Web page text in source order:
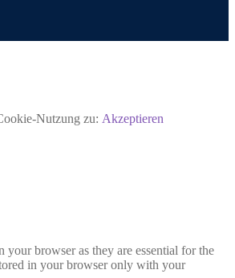
Nutzung zu: Akzeptieren
your browser as they are essential for the
in your browser only with your